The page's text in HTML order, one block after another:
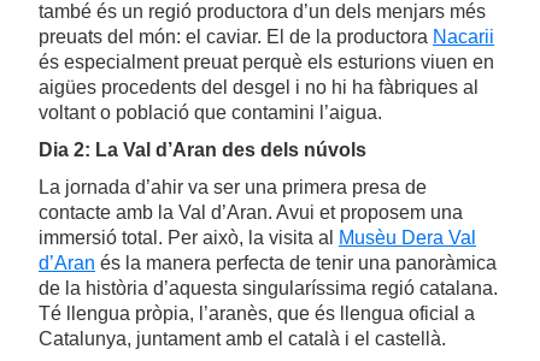
també és un regió productora d’un dels menjars més
preuats del món: el caviar. El de la productora Nacarii
és especialment preuat perquè els esturions viuen en
aigües procedents del desgel i no hi ha fàbriques al
voltant o població que contamini l’aigua.
Dia 2: La Val d’Aran des dels núvols
La jornada d’ahir va ser una primera presa de
contacte amb la Val d’Aran. Avui et proposem una
immersió total. Per això, la visita al
Musèu Dera Val
d’Aran és la manera perfecta de tenir una panoràmica
de la història d’aquesta singularíssima regió catalana.
Té llengua pròpia, l’aranès, que és llengua oficial a
Catalunya, juntament amb el català i el castellà.